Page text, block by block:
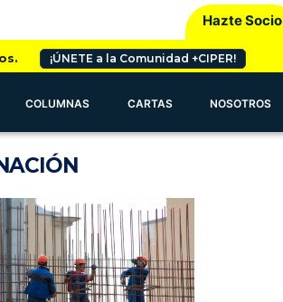
Hazte Socio
¡ÚNETE a la Comunidad +CIPER!
COLUMNAS CARTAS NOSOTROS